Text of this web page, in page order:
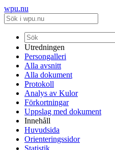
wpu.nu
Utredningen
Persongalleri
Alla avsnitt
Alla dokument
Protokoll
Analys av Kulor
Förkortningar
Uppslag med dokument
Innehåll
Huvudsida
Orienteringssidor
Statistik